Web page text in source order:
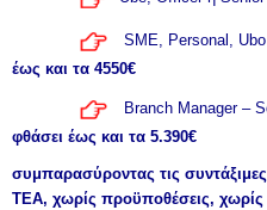
SME, Personal,
έως και τα 4550€
Branch Manager –
φθάσει έως και τα 5.390€
συμπαρασύροντας τις
ΤΕΑ, χωρίς προϋποθέσεις, χωρίς